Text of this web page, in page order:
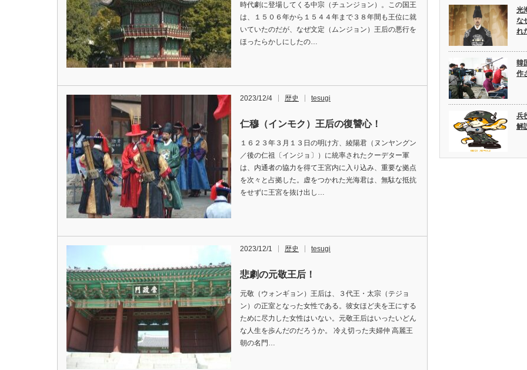
時代劇に登場してくる中宗（チュンジョン）。この国王
は、１５０６年から１５４４年まで３８年間も王位に就
いていたのだが、なぜ文定（ムンジョン）王后の悪行を
ほったらかしにしたの…
2023/12/4 歴史 tesugi
仁穆（インモク）王后の復讐心！
１６２３年３月１３日の明け方、綾陽君（ヌンヤングン
／後の仁祖〔インジョ〕）に統率されたクーデター軍
は、内通者の協力を得て王宮内に入り込み、重要な拠点
を次々と占拠した。虚をつかれた光海君は、無駄な抵抗
をせずに王宮を抜け出し…
2023/12/1 歴史 tesugi
悲劇の元敬王后！
元敬（ウォンギョン）王后は、３代王・太宗（テジョ
ン）の正室となった女性である。彼女ほど夫を王にする
ために尽力した女性はいない。元敬王后はいったいどん
な人生を歩んだのだろうか。 冷え切った夫婦仲 高麗王
朝の名門…
光
な
れ
韓
作
兵
解